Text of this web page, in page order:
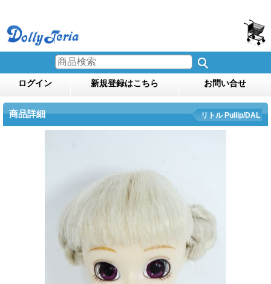
ログイン 新規登録はこちら お問い合せ
商品詳細 リトル Pullip/DAL